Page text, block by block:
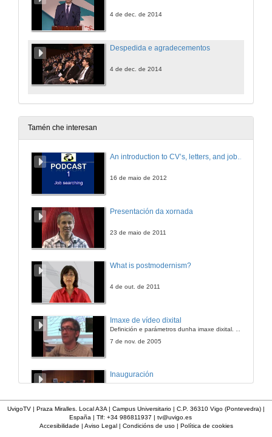
4 de dec. de 2014
Despedida e agradecementos
4 de dec. de 2014
Tamén che interesan
An introduction to CV’s, letters, and job searching
16 de maio de 2012
Presentación da xornada
23 de maio de 2011
What is postmodernism?
4 de out. de 2011
Imaxe de vídeo dixital
Definición e parámetros dunha imaxe dixital. Resolución e Aspecto. Profundidade da cor. Compresión. Frame por segundo. Entrelazado. Campos, cadros
7 de nov. de 2005
Inauguración
UvigoTV | Praza Miralles. Local A3A | Campus Universitario | C.P. 36310 Vigo (Pontevedra) |
España | Tlf: +34 986811937 | tv@uvigo.es
Accesibilidade | Aviso Legal| Condicións de uso| Política de cookies